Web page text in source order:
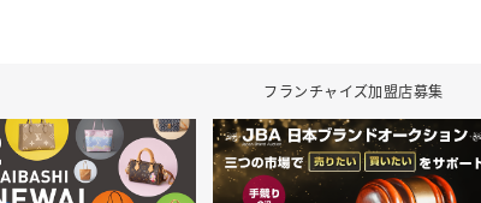
フランチャイズ加盟店募集